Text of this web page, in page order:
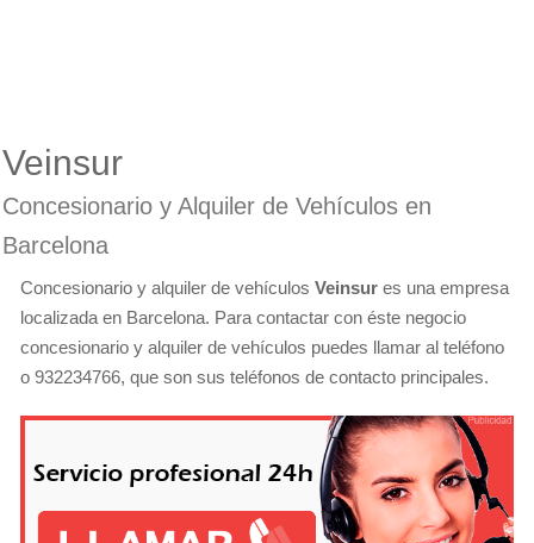
Veinsur
Concesionario y Alquiler de Vehículos en
Barcelona
Concesionario y alquiler de vehículos Veinsur es una empresa
localizada en Barcelona. Para contactar con éste negocio
concesionario y alquiler de vehículos puedes llamar al teléfono
o 932234766, que son sus teléfonos de contacto principales.